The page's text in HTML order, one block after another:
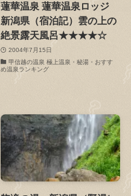
蓮華温泉 蓮華温泉ロッジ
新潟県（宿泊記）雲の上の
絶景露天風呂★★★★☆
2004年7月15日
甲信越の温泉 極上温泉・秘湯・おすす
め温泉ランキング